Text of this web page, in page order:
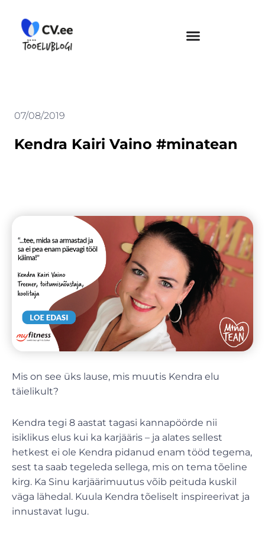
content
07/08/2019
Kendra Kairi Vaino #minatean
Mis on see üks lause, mis muutis Kendra elu
täielikult?
Kendra tegi 8 aastat tagasi kannapöörde nii
isiklikus elus kui ka karjääris – ja alates sellest
hetkest ei ole Kendra pidanud enam tööd tegema,
sest ta saab tegeleda sellega, mis on tema tõeline
kirg. Ka Sinu karjäärimuutus võib peituda kuskil
väga lähedal. Kuula Kendra tõeliselt inspireerivat ja
innustavat lugu.